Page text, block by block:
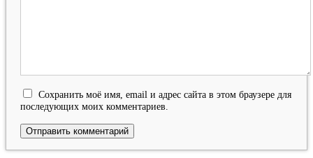
Сохранить моё имя, email и адрес сайта в этом браузере для
последующих моих комментариев.